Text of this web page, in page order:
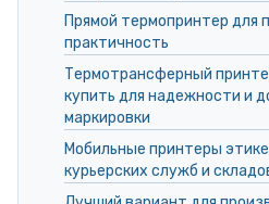
Прямой термопринтер для
практичность
Термотрансферный
купить для надежности и
маркировки
Мобильные принтеры
курьерских служб и